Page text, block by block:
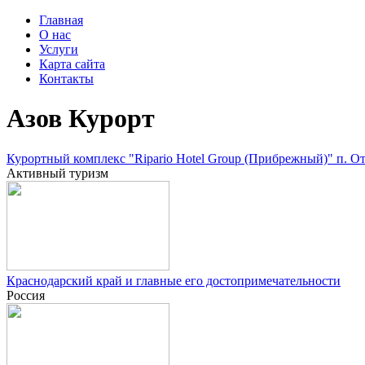
Главная
О нас
Услуги
Карта сайта
Контакты
Азов Курорт
Курортный комплекс "Ripario Hotel Group (Прибрежный)" п.
Активный туризм
Краснодарский край и главные его достопримечательности
Россия